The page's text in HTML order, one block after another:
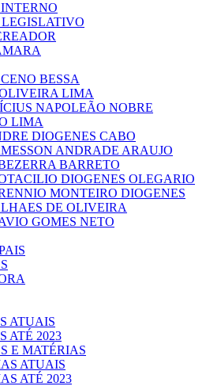
BESSA
LIMA
NAPOLEÃO NOBRE
LIMA
DIOGENES CABO
ANDRADE ARAUJO
BARRETO
DIOGENES OLEGARIO
MONTEIRO DIOGENES
DE OLIVEIRA
GOMES NETO
ATUAIS
ATÉ 2023
E MATÉRIAS
ATUAIS
ATÉ 2023